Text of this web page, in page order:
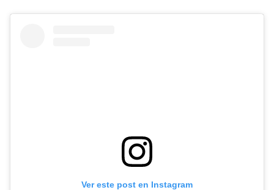
Ver este post en Instagram